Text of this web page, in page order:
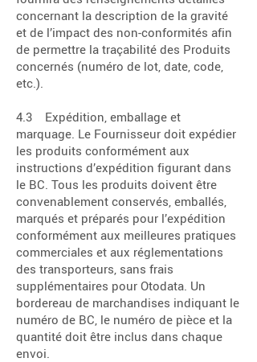
concernant la description de la gravité
et de l’impact des non-conformités afin
de permettre la traçabilité des Produits
concernés (numéro de lot, date, code,
etc.).
4.3 Expédition, emballage et
marquage. Le Fournisseur doit expédier
les produits conformément aux
instructions d’expédition figurant dans
le BC. Tous les produits doivent être
convenablement conservés, emballés,
marqués et préparés pour l’expédition
conformément aux meilleures pratiques
commerciales et aux réglementations
des transporteurs, sans frais
supplémentaires pour Otodata. Un
bordereau de marchandises indiquant le
numéro de BC, le numéro de pièce et la
quantité doit être inclus dans chaque
envoi.